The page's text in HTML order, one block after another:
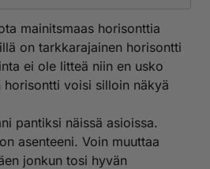
mainitsmaas horisonttia
on tarkkarajainen horisontti
ei ole litteä niin en usko
horisontti voisi silloin näkyä
pantiksi näissä asioissa.
asenteeni. Voin muuttaa
jonkun tosi hyvän